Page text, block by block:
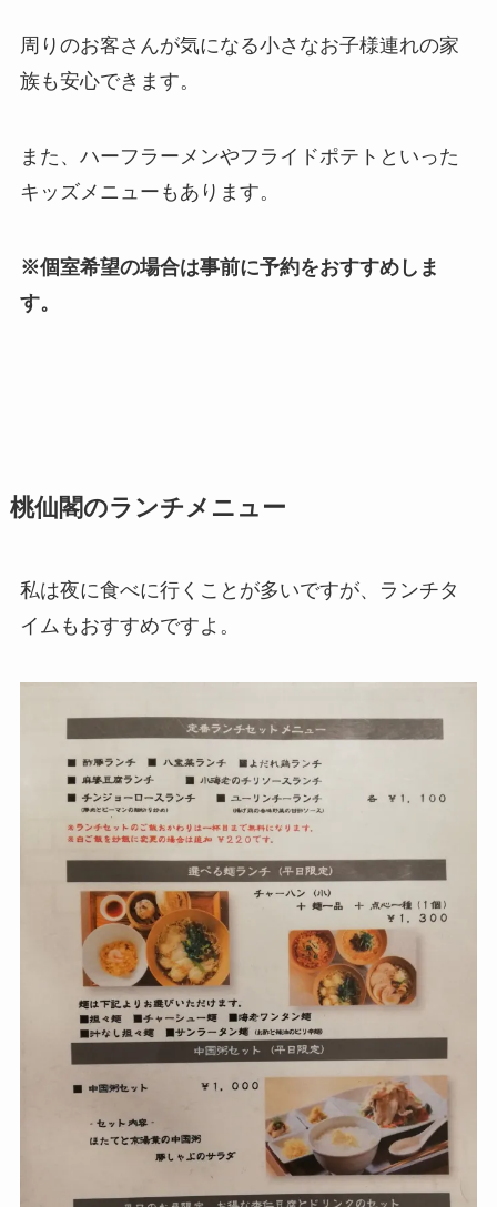
周りのお客さんが気になる小さなお子様連れの家
族も安心できます。
また、ハーフラーメンやフライドポテトといった
キッズメニューもあります。
※個室希望の場合は事前に予約をおすすめしま
す。
桃仙閣のランチメニュー
私は夜に食べに行くことが多いですが、ランチタ
イムもおすすめですよ。